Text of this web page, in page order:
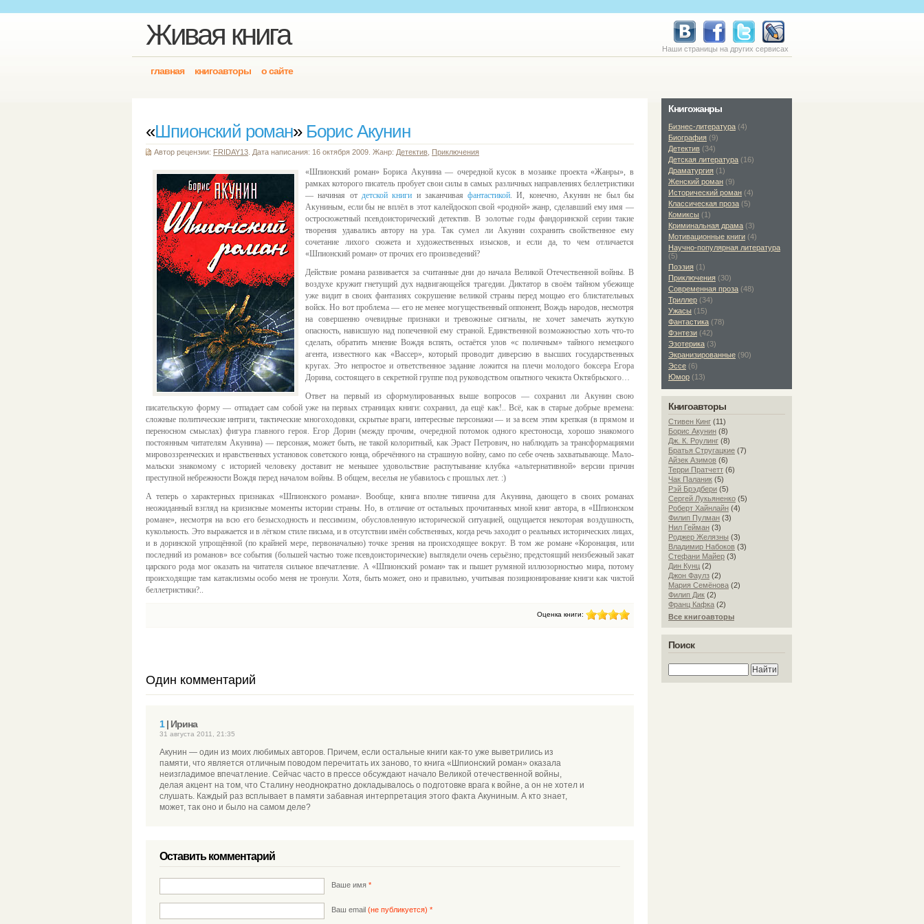
Живая книга Наши страницы на других сервисах
главная книгоавторы о сайте
«Шпионский роман» Борис Акунин
Автор рецензии: FRIDAY13 . Дата написания: 16 октября 2009. Жанр: Детектив Приключения
«Шпионский роман» Бориса Акунина — очередной кусок в мозаике проекта «Жанры», в
рамках которого писатель пробует свои силы в самых различных направлениях беллетристики
— начиная от детской книги и заканчиваяфантастикой. И, конечно, Акунин не был бы
Акуниным, если бы не вплёл в этот калейдоскоп свой «родной» жанр, сделавший ему имя —
остросюжетный псевдоисторический детектив. В золотые годы фандоринской серии такие
творения удавались автору на ура. Так сумел ли Акунин сохранить свойственное ему
сочетание лихого сюжета и художественных изысков, и если да, то чем отличается
«Шпионский роман» от прочих его произведений?
Действие романа развивается за считанные дни до начала Великой Отечественной войны. В
воздухе кружит гнетущий дух надвигающейся трагедии. Диктатор в своём тайном убежище
уже видит в своих фантазиях сокрушение великой страны перед мощью его блистательных
войск. Но вот проблема — его не менее могущественный оппонент, Вождь народов, несмотря
на совершенно очевидные признаки и тревожные сигналы, не хочет замечать жуткую
опасность, нависшую над попеченной ему страной. Единственной возможностью хоть что-то
сделать, обратить мнение Вождя вспять, остаётся улов «с поличным» тайного немецкого
агента, известного как «Вассер», который проводит диверсию в высших государственных
кругах. Это непростое и ответственное задание ложится на плечи молодого боксера Егора
Дорина, состоящего в секретной группе под руководством опытного чекиста Октябрьского…
Ответ на первый из сформулированных выше вопросов — сохранил ли Акунин свою
писательскую форму — отпадает сам собой уже на первых страницах книги: сохранил, да ещё как!.. Всё, как в старые добрые времена:
сложные политические интриги, тактические многоходовки, скрытые враги, интересные персонажи — и за всем этим крепкая (в прямом и
переносном смыслах) фигура главного героя. Егор Дорин (между прочим, очередной потомок одного крестоносца, хорошо знакомого
постоянным читателям Акунина) — персонаж, может быть, не такой колоритный, как Эраст Петрович, но наблюдать за трансформациями
мировоззренческих и нравственных установок советского юнца, обречённого на страшную войну, само по себе очень захватывающе. Мало-
мальски знакомому с историей человеку доставит не меньшее удовольствие распутывание клубка «альтернативной» версии причин
преступной небрежности Вождя перед началом войны. В общем, веселья не убавилось с прошлых лет. :)
А теперь о характерных признаках «Шпионского романа». Вообще, книга вполне типична для Акунина, дающего в своих романах
неожиданный взгляд на кризисные моменты истории страны. Но, в отличие от остальных прочитанных мной книг автора, в «Шпионском
романе», несмотря на всю его безысходность и пессимизм, обусловленную исторической ситуацией, ощущается некоторая воздушность,
кукольность. Это выражается и в лёгком стиле письма, и в отсутствии имён собственных, когда речь заходит о реальных исторических лицах,
и в доринской упрощённой (по крайней мере, первоначально) точке зрения на происходящее вокруг. В том же романе «Коронация, или
последний из романов» все события (большей частью тоже псевдоисторические) выглядели очень серьёзно; предстоящий неизбежный закат
царского рода мог оказать на читателя сильное впечатление. А «Шпионский роман» так и пышет румяной иллюзорностью мира, потому
происходящие там катаклизмы особо меня не тронули. Хотя, быть может, оно и правильно, учитывая позиционирование книги как чистой
беллетристики?..
Оценка книги:
Один комментарий
1| Ирина
31 августа 2011, 21:35
Акунин — один из моих любимых авторов. Причем, если остальные книги как-то уже выветрились из
памяти, что является отличным поводом перечитать их заново, то книга «Шпионский роман» оказала
неизгладимое впечатление. Сейчас часто в прессе обсуждают начало Великой отечественной войны,
делая акцент на том, что Сталину неоднократно докладывалось о подготовке врага к войне, а он не хотел и
слушать. Каждый раз всплывает в памяти забавная интерпретация этого факта Акуниным. А кто знает,
может, так оно и было на самом деле?
Оставить комментарий
Ваше имя *
Ваш email (не публикуется) *
Книгожанры
Бизнес-литература (4)
Биография (9)
Детектив (34)
Детская литература (16)
Драматургия (1)
Женский роман (9)
Исторический роман (4)
Классическая проза (5)
Комиксы (1)
Криминальная драма (3)
Мотивационные книги (4)
Научно-популярная литература
(5)
Поэзия (1)
Приключения (30)
Современная проза (48)
Триллер (34)
Ужасы (15)
Фантастика (78)
Фэнтези (42)
Эзотерика (3)
Экранизированные (90)
Эссе (6)
Юмор (13)
Книгоавторы
Стивен Кинг (11)
Борис Акунин (8)
Дж. К. Роулинг (8)
Братья Стругацкие (7)
Айзек Азимов (6)
Терри Пратчетт (6)
Чак Паланик (5)
Рэй Брэдбери (5)
Сергей Лукьяненко (5)
Роберт Хайнлайн (4)
Филип Пулман (3)
Нил Гейман (3)
Роджер Желязны (3)
Владимир Набоков (3)
Стефани Майер (3)
Дин Кунц (2)
Джон Фаулз (2)
Мария Семёнова (2)
Филип Дик (2)
Франц Кафка (2)
Все книгоавторы
Поиск